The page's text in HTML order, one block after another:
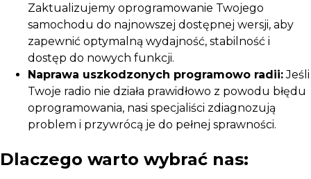
Zaktualizujemy oprogramowanie Twojego
samochodu do najnowszej dostępnej wersji, aby
zapewnić optymalną wydajność, stabilność i
dostęp do nowych funkcji.
Naprawa uszkodzonych programowo radii:Jeśli
Twoje radio nie działa prawidłowo z powodu błędu
oprogramowania, nasi specjaliści zdiagnozują
problem i przywrócą je do pełnej sprawności.
Dlaczego warto wybrać nas: